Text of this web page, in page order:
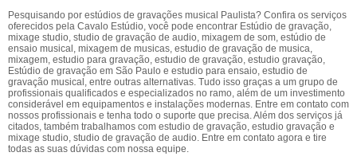
Pesquisando por estúdios de gravações musical Paulista? Confira os serviços
oferecidos pela Cavalo Estúdio, você pode encontrar Estúdio de gravação,
mixage studio, studio de gravação de audio, mixagem de som, estúdio de
ensaio musical, mixagem de musicas, estudio de gravação de musica,
mixagem, estudio para gravação, estudio de gravação, estudio gravação,
Estúdio de gravação em São Paulo e estudio para ensaio, estudio de
gravação musical, entre outras alternativas. Tudo isso graças a um grupo de
profissionais qualificados e especializados no ramo, além de um investimento
considerável em equipamentos e instalações modernas. Entre em contato com
nossos profissionais e tenha todo o suporte que precisa. Além dos serviços já
citados, também trabalhamos com estudio de gravação, estudio gravação e
mixage studio, studio de gravação de audio. Entre em contato agora e tire
todas as suas dúvidas com nossa equipe.